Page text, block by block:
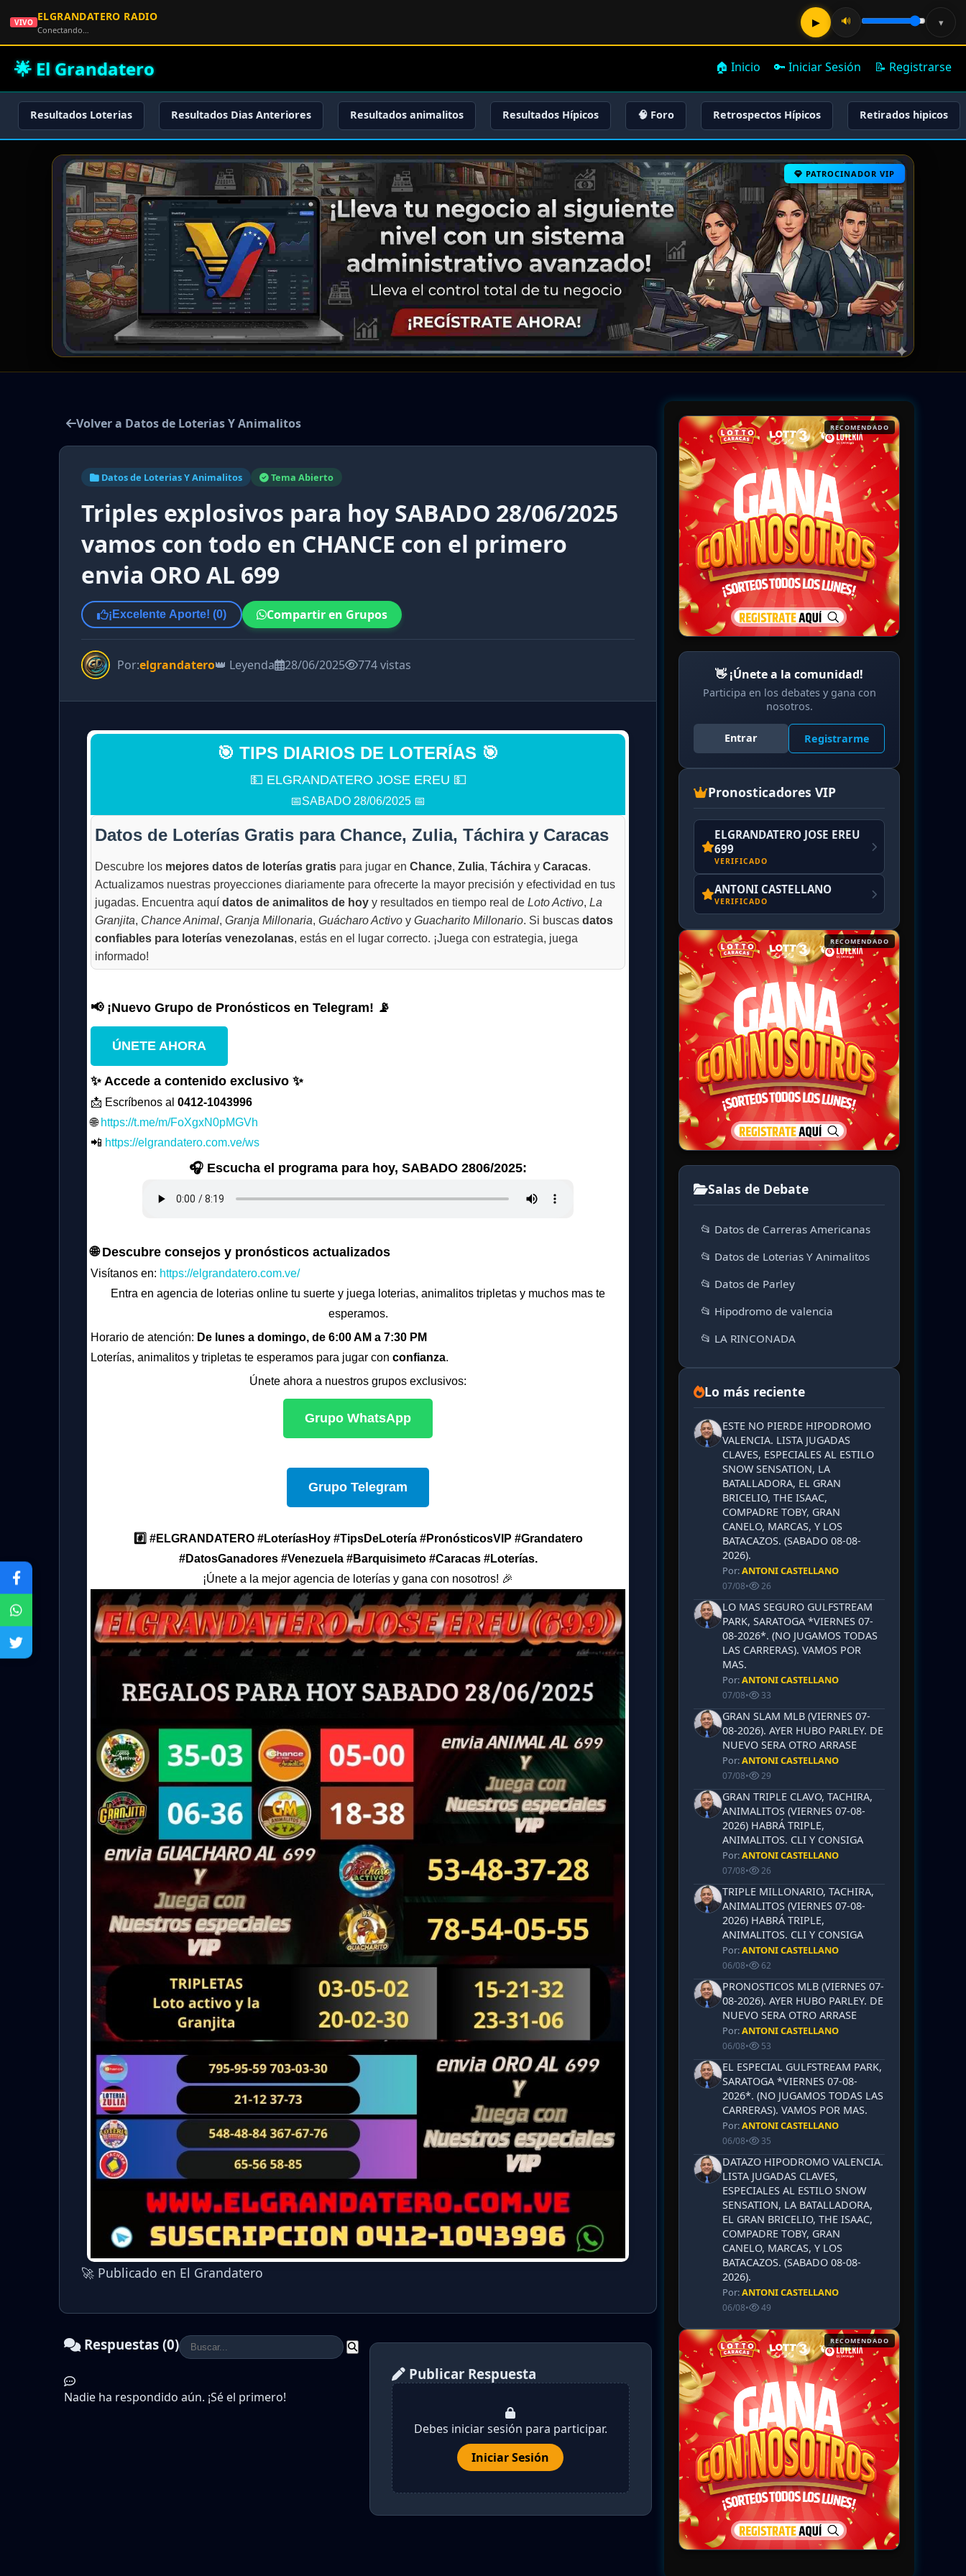
🌟 El Grandatero 🏠 Inicio 🔑 Iniciar Sesión 📝 Registrarse
Resultados Loterias Resultados Dias Anteriores Resultados animalitos Resultados Hípicos 🧠 Foro Retrospectos Hípicos Retirados hipicos
PATROCINADOR VIP
Volver a Datos de Loterias Y Animalitos
Datos de Loterias Y Animalitos Tema Abierto
Triples explosivos para hoy SABADO 28/06/2025
vamos con todo en CHANCE con el primero
envia ORO AL 699
¡Excelente Aporte! (0) Compartir en Grupos
Por:elgrandatero👑 Leyenda 28/06/2025 774 vistas
🎯 TIPS DIARIOS DE LOTERÍAS 🎯
💵 ELGRANDATERO JOSE EREU 💵
📅SABADO 28/06/2025 📅
Datos de Loterías Gratis para Chance, Zulia, Táchira y Caracas
Descubre los mejores datos de loterías gratispara jugar en Chance, Zulia, Táchiray Caracas.
Actualizamos nuestras proyecciones diariamente para ofrecerte la mayor precisión y efectividad en tus
jugadas. Encuentra aquí datos de animalitos de hoyy resultados en tiempo real de Loto Activo, La
Granjita, Chance Animal, Granja Millonaria, Guácharo Activoy Guacharito Millonario. Si buscas datos
confiables para loterías venezolanas, estás en el lugar correcto. ¡Juega con estrategia, juega
informado!
📢 ¡Nuevo Grupo de Pronósticos en Telegram! 📡
ÚNETE AHORA
✨ Accede a contenido exclusivo ✨
📩 Escríbenos al 0412-1043996
🌐 https://t.me/m/FoXgxN0pMGVh
📲 https://elgrandatero.com.ve/ws
🎧 Escucha el programa para hoy, SABADO 2806/2025:
🌐 Descubre consejos y pronósticos actualizados
Visítanos en: https://elgrandatero.com.ve/
Entra en agencia de loterias online tu suerte y juega loterias, animalitos tripletas y muchos mas te
esperamos.
Horario de atención: De lunes a domingo, de 6:00 AM a 7:30 PM
Loterías, animalitos y tripletas te esperamos para jugar con confianza.
Únete ahora a nuestros grupos exclusivos:
Grupo WhatsApp
Grupo Telegram
#️⃣ #ELGRANDATERO #LoteríasHoy #TipsDeLotería #PronósticosVIP #Grandatero
#DatosGanadores #Venezuela #Barquisimeto #Caracas #Loterías.
¡Únete a la mejor agencia de loterías y gana con nosotros! 🎉
🚀 Publicado en El Grandatero
Respuestas (0)
Nadie ha respondido aún. ¡Sé el primero!
Publicar Respuesta
Debes iniciar sesión para participar.
Iniciar Sesión
RECOMENDADO
👋 ¡Únete a la comunidad!
Participa en los debates y gana con
nosotros.
Entrar Registrarme
Pronosticadores VIP
ELGRANDATERO JOSE EREU
699
VERIFICADO
ANTONI CASTELLANO
VERIFICADO
RECOMENDADO
Salas de Debate
📂 Datos de Carreras Americanas
📂 Datos de Loterias Y Animalitos
📂 Datos de Parley
📂 Hipodromo de valencia
📂 LA RINCONADA
Lo más reciente
ESTE NO PIERDE HIPODROMO
VALENCIA. LISTA JUGADAS
CLAVES, ESPECIALES AL ESTILO
SNOW SENSATION, LA
BATALLADORA, EL GRAN
BRICELIO, THE ISAAC,
COMPADRE TOBY, GRAN
CANELO, MARCAS, Y LOS
BATACAZOS. (SABADO 08-08-
2026).
Por:ANTONI CASTELLANO
07/08• 26
LO MAS SEGURO GULFSTREAM
PARK, SARATOGA *VIERNES 07-
08-2026*. (NO JUGAMOS TODAS
LAS CARRERAS). VAMOS POR
MAS.
Por:ANTONI CASTELLANO
07/08• 33
GRAN SLAM MLB (VIERNES 07-
08-2026). AYER HUBO PARLEY. DE
NUEVO SERA OTRO ARRASE
Por:ANTONI CASTELLANO
07/08• 29
GRAN TRIPLE CLAVO, TACHIRA,
ANIMALITOS (VIERNES 07-08-
2026) HABRÁ TRIPLE,
ANIMALITOS. CLI Y CONSIGA
Por:ANTONI CASTELLANO
07/08• 26
TRIPLE MILLONARIO, TACHIRA,
ANIMALITOS (VIERNES 07-08-
2026) HABRÁ TRIPLE,
ANIMALITOS. CLI Y CONSIGA
Por:ANTONI CASTELLANO
06/08• 62
PRONOSTICOS MLB (VIERNES 07-
08-2026). AYER HUBO PARLEY. DE
NUEVO SERA OTRO ARRASE
Por:ANTONI CASTELLANO
06/08• 53
EL ESPECIAL GULFSTREAM PARK,
SARATOGA *VIERNES 07-08-
2026*. (NO JUGAMOS TODAS LAS
CARRERAS). VAMOS POR MAS.
Por:ANTONI CASTELLANO
06/08• 35
DATAZO HIPODROMO VALENCIA.
LISTA JUGADAS CLAVES,
ESPECIALES AL ESTILO SNOW
SENSATION, LA BATALLADORA,
EL GRAN BRICELIO, THE ISAAC,
COMPADRE TOBY, GRAN
CANELO, MARCAS, Y LOS
BATACAZOS. (SABADO 08-08-
2026).
Por:ANTONI CASTELLANO
06/08• 49
RECOMENDADO
VIVO ELGRANDATERO RADIO
Conectando…
▶ 🔊 ▾